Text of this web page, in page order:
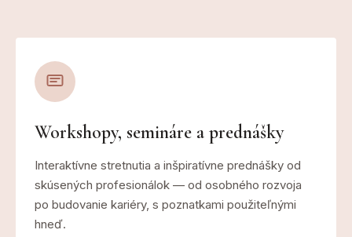
Workshopy, semináre a prednášky
Interaktívne stretnutia a inšpiratívne prednášky od
skúsených profesionálok — od osobného rozvoja
po budovanie kariéry, s poznatkami použiteľnými
hneď.